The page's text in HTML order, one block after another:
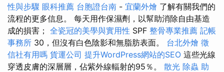
性與步驟 眼科推薦 台胞證台南 - 宜蘭外燴 了解有關我們的
流程的更多信息。 每天用作保濕劑，以幫助消除自由基造
成的損害； 全瓷冠的美學與實用性 SPF 整骨專業推薦 記帳
事務所 30，但沒有白色陰影和無脂肪表面。 台北外燴 徵
信社有用嗎 貨運公司 提升WordPress網站的SEO 這些光線
穿透皮膚的深層層，佔紫外線輻射的95％。 散光 除蟲 助